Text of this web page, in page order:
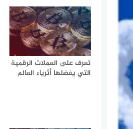
تعرف على العملات الرقمية
التي يفضلها أثرياء العالم